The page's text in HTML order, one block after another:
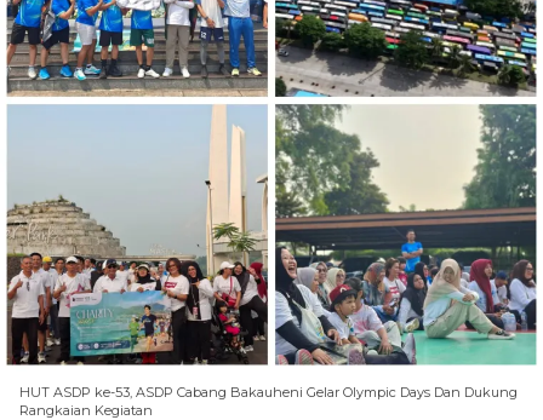
HUT ASDP ke-53, ASDP Cabang Bakauheni Gelar Olympic Days Dan Dukung
Rangkaian Kegiatan